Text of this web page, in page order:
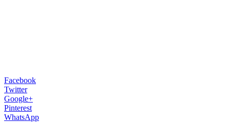
Facebook
Twitter
Google+
Pinterest
WhatsApp